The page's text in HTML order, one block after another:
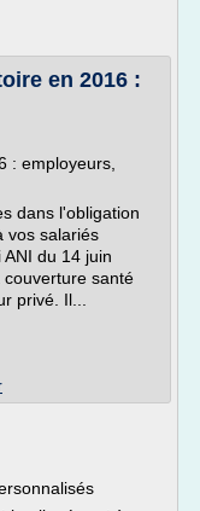
en 2016 :
: employeurs,
dans l'obligation
vos salariés
du 14 juin
santé
privé. Il...